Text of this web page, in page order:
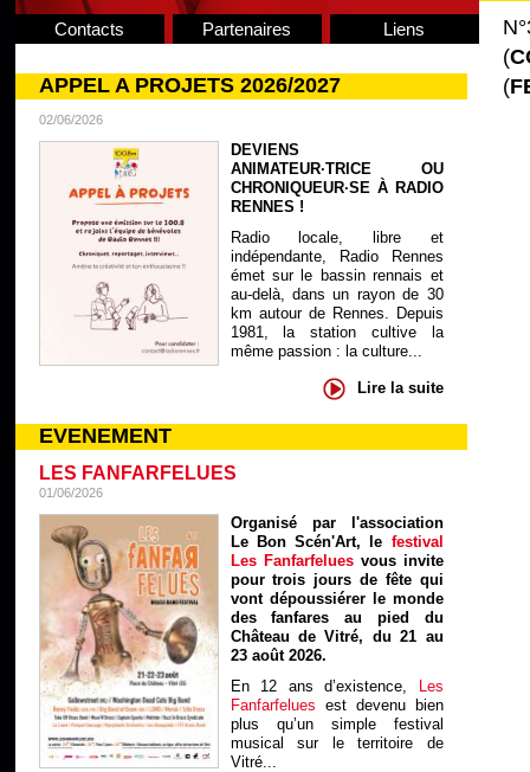
Contacts Partenaires Liens
APPEL A PROJETS 2026/2027
02/06/2026
DEVIENS
ANIMATEUR·TRICE OU
CHRONIQUEUR·SE À RADIO
RENNES !
Radio locale, libre et
indépendante, Radio Rennes
émet sur le bassin rennais et
au-delà, dans un rayon de 30
km autour de Rennes. Depuis
1981, la station cultive la
même passion : la culture...
Lire la suite
EVENEMENT
LES FANFARFELUES
01/06/2026
Organisé par l'association
Le Bon Scén'Art, le festival
Les Fanfarfelues vous invite
pour trois jours de fête qui
vont dépoussiérer le monde
des fanfares au pied du
Château de Vitré, du 21 au
23 août 2026.
En 12 ans d’existence, Les
Fanfarfelues est devenu bien
plus qu’un simple festival
musical sur le territoire de
Vitré...
(
(